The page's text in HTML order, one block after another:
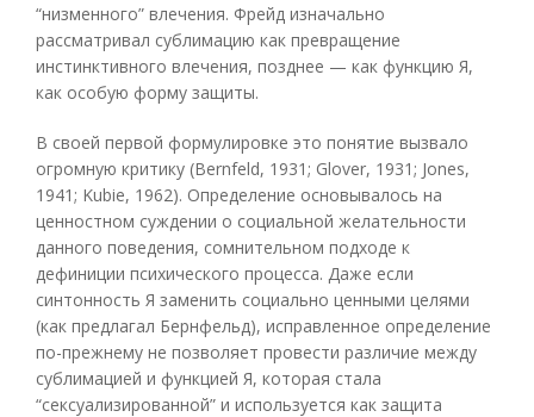
“низменного” влечения. Фрейд изначально
рассматривал сублимацию как превращение
инстинктивного влечения, позднее — как функцию Я,
как особую форму защиты.
В своей первой формулировке это понятие вызвало
огромную критику (Bernfeld, 1931; Glover, 1931; Jones,
1941; Kubie, 1962). Определение основывалось на
ценностном суждении о социальной желательности
данного поведения, сомнительном подходе к
дефиниции психического процесса. Даже если
синтонность Я заменить социально ценными целями
(как предлагал Бернфельд), исправленное определение
по-прежнему не позволяет провести различие между
сублимацией и функцией Я, которая стала
“сексуализированной” и используется как защита